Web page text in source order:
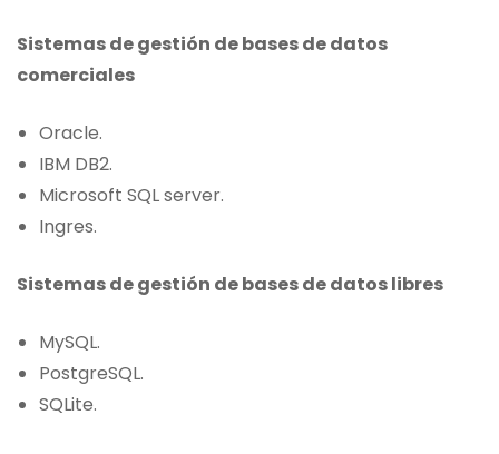
Sistemas de gestión de bases de datos
comerciales
Oracle.
IBM DB2.
Microsoft SQL server.
Ingres.
Sistemas de gestión de bases de datos libres
MySQL.
PostgreSQL.
SQLite.